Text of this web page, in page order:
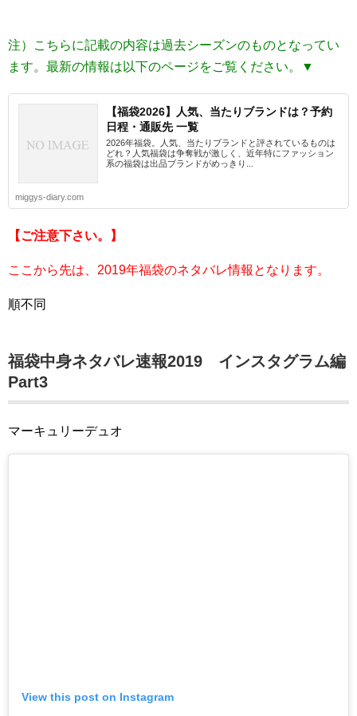
注）こちらに記載の内容は過去シーズンのものとなってい
ます。最新の情報は以下のページをご覧ください。▼
【福袋2026】人気、当たりブランドは？予約
日程・通販先 一覧
2026年福袋。人気、当たりブランドと評されているものは
どれ？人気福袋は争奪戦が激しく、近年特にファッション
系の福袋は出品ブランドがめっきり...
miggys-diary.com
【ご注意下さい。】
ここから先は、2019年福袋のネタバレ情報となります。
順不同
福袋中身ネタバレ速報2019 インスタグラム編
Part3
マーキュリーデュオ
View this post on Instagram